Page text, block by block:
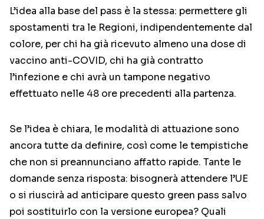
L’idea alla base del pass è la stessa: permettere gli
spostamenti tra le Regioni, indipendentemente dal
colore, per chi ha già ricevuto almeno una dose di
vaccino anti-COVID, chi ha già contratto
l’infezione e chi avrà un tampone negativo
effettuato nelle 48 ore precedenti alla partenza.
Se l’idea è chiara, le modalità di attuazione sono
ancora tutte da definire, così come le tempistiche
che non si preannunciano affatto rapide. Tante le
domande senza risposta: bisognerà attendere l’UE
o si riuscirà ad anticipare questo green pass salvo
poi sostituirlo con la versione europea? Quali